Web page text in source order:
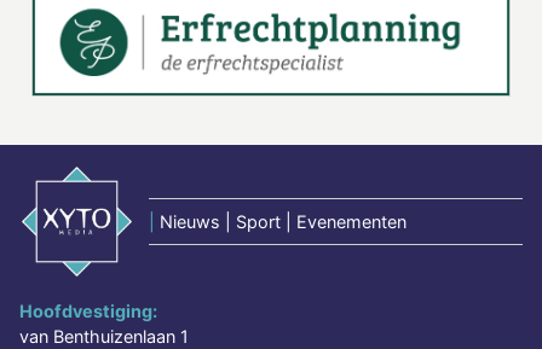
Nieuws | Sport | Evenementen
Hoofdvestiging:
van Benthuizenlaan 1